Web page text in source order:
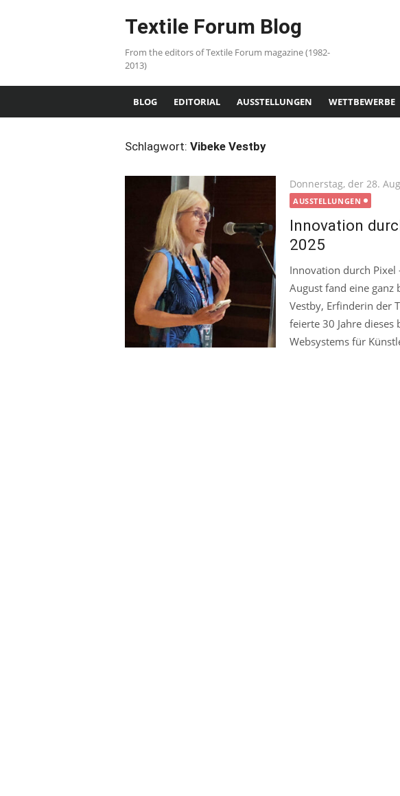
Textile Forum Blog
From the editors of Textile Forum magazine (1982-
2013)
BLOG EDITORIAL AUSSTELLUNGEN WETTBEWERBE
Schlagwort: Vibeke Vestby
Posted
on
Donnerstag, der 28.
AUSSTELLUNGEN
Innovation
2025
Innovation durch Pixel
August fand eine ganz
Vestby, Erfinderin der
feierte 30 Jahre dieses
Websystems für